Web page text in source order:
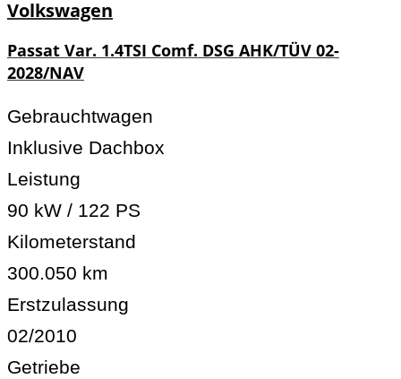
Volkswagen
Passat Var. 1.4TSI Comf. DSG AHK/TÜV 02-
2028/NAV
Gebrauchtwagen
Inklusive Dachbox
Leistung
90 kW / 122 PS
Kilometerstand
300.050 km
Erstzulassung
02/2010
Getriebe